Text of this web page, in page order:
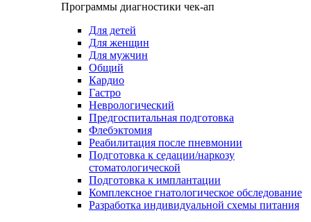
Программы диагностики чек-ап
Для детей
Для женщин
Для мужчин
Общий
Кардио
Гастро
Неврологический
Предгоспитальная подготовка
Флебэктомия
Реабилитация после пневмонии
Подготовка к седации/наркозу
стоматологической
Подготовка к имплантации
Комплексное гнатологическое обследование
Разработка индивидуальной схемы питания